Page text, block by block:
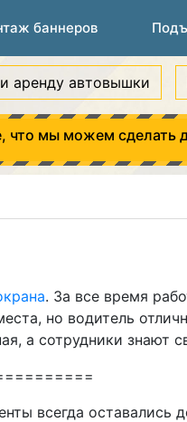
баннеров
аренду автовышки
что мы можем сделать
. За все время
но водитель
а сотрудники знают
всегда оставались